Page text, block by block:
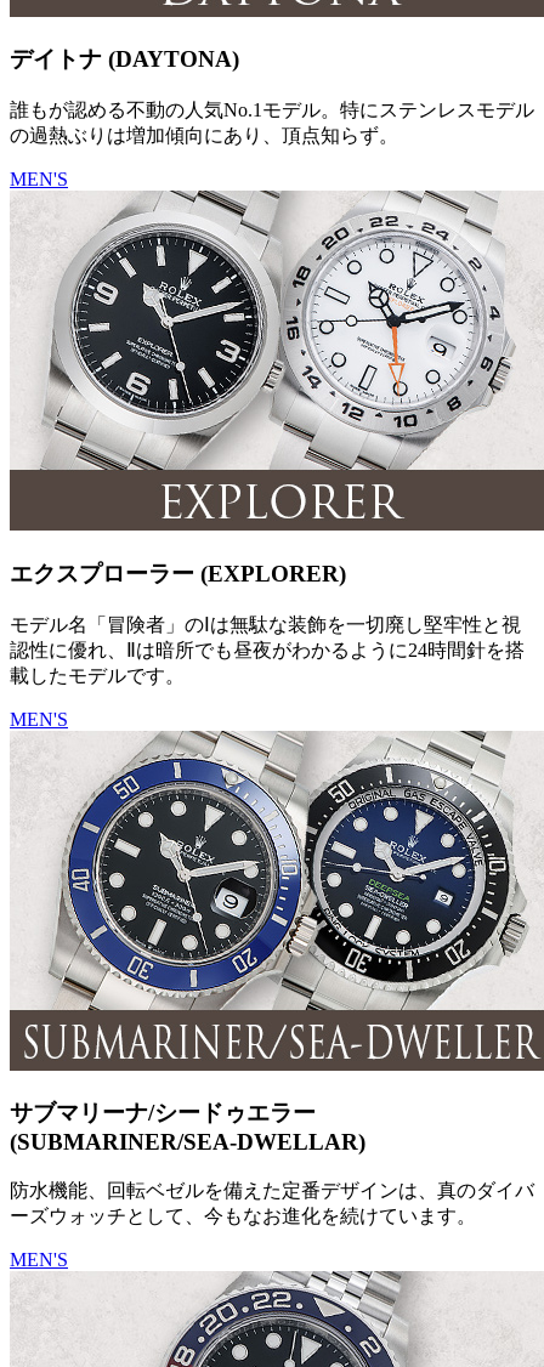
デイトナ (DAYTONA)
誰もが認める不動の人気No.1モデル。特にステンレスモデル
の過熱ぶりは増加傾向にあり、頂点知らず。
MEN'S
エクスプローラー (EXPLORER)
モデル名「冒険者」のⅠは無駄な装飾を一切廃し堅牢性と視
認性に優れ、Ⅱは暗所でも昼夜がわかるように24時間針を搭
載したモデルです。
MEN'S
サブマリーナ/シードゥエラー
(SUBMARINER/SEA-DWELLAR)
防水機能、回転ベゼルを備えた定番デザインは、真のダイバ
ーズウォッチとして、今もなお進化を続けています。
MEN'S